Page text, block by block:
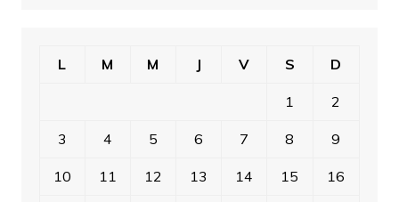
L M M J V S D
1 2
3 4 5 6 7 8 9
10 11 12 13 14 15 16